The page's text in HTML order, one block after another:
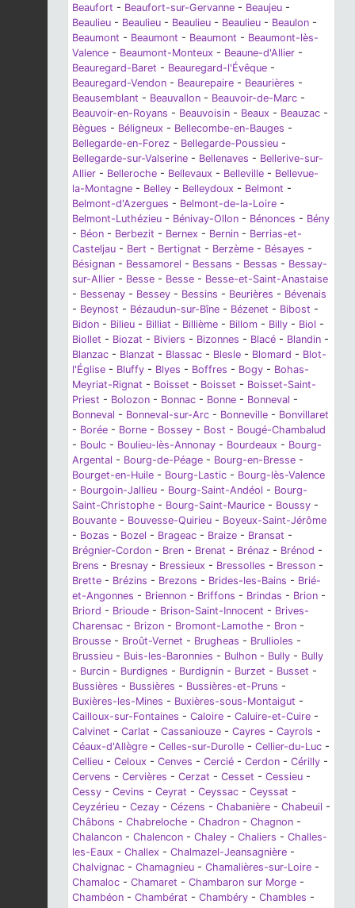
Beaufort - Beaufort-sur-Gervanne - Beaujeu -
Beaulieu - Beaulieu - Beaulieu - Beaulieu - Beaulon -
Beaumont - Beaumont - Beaumont - Beaumont-lès-
Valence - Beaumont-Monteux - Beaune-d'Allier -
Beauregard-Baret - Beauregard-l'Évêque -
Beauregard-Vendon - Beaurepaire - Beaurières -
Beausemblant - Beauvallon - Beauvoir-de-Marc -
Beauvoir-en-Royans - Beauvoisin - Beaux - Beauzac -
Bègues - Béligneux - Bellecombe-en-Bauges -
Bellegarde-en-Forez - Bellegarde-Poussieu -
Bellegarde-sur-Valserine - Bellenaves - Bellerive-sur-
Allier - Belleroche - Bellevaux - Belleville - Bellevue-
la-Montagne - Belley - Belleydoux - Belmont -
Belmont-d'Azergues - Belmont-de-la-Loire -
Belmont-Luthézieu - Bénivay-Ollon - Bénonces - Bény
- Béon - Berbezit - Bernex - Bernin - Berrias-et-
Casteljau - Bert - Bertignat - Berzème - Bésayes -
Bésignan - Bessamorel - Bessans - Bessas - Bessay-
sur-Allier - Besse - Besse - Besse-et-Saint-Anastaise
- Bessenay - Bessey - Bessins - Beurières - Bévenais
- Beynost - Bézaudun-sur-Bîne - Bézenet - Bibost -
Bidon - Bilieu - Billiat - Billième - Billom - Billy - Biol -
Biollet - Biozat - Biviers - Bizonnes - Blacé - Blandin -
Blanzac - Blanzat - Blassac - Blesle - Blomard - Blot-
l'Église - Bluffy - Blyes - Boffres - Bogy - Bohas-
Meyriat-Rignat - Boisset - Boisset - Boisset-Saint-
Priest - Bolozon - Bonnac - Bonne - Bonneval -
Bonneval - Bonneval-sur-Arc - Bonneville - Bonvillaret
- Borée - Borne - Bossey - Bost - Bougé-Chambalud
- Boulc - Boulieu-lès-Annonay - Bourdeaux - Bourg-
Argental - Bourg-de-Péage - Bourg-en-Bresse -
Bourget-en-Huile - Bourg-Lastic - Bourg-lès-Valence
- Bourgoin-Jallieu - Bourg-Saint-Andéol - Bourg-
Saint-Christophe - Bourg-Saint-Maurice - Boussy -
Bouvante - Bouvesse-Quirieu - Boyeux-Saint-Jérôme
- Bozas - Bozel - Brageac - Braize - Bransat -
Brégnier-Cordon - Bren - Brenat - Brénaz - Brénod -
Brens - Bresnay - Bressieux - Bressolles - Bresson -
Brette - Brézins - Brezons - Brides-les-Bains - Brié-
et-Angonnes - Briennon - Briffons - Brindas - Brion -
Briord - Brioude - Brison-Saint-Innocent - Brives-
Charensac - Brizon - Bromont-Lamothe - Bron -
Brousse - Broût-Vernet - Brugheas - Brullioles -
Brussieu - Buis-les-Baronnies - Bulhon - Bully - Bully
- Burcin - Burdignes - Burdignin - Burzet - Busset -
Bussières - Bussières - Bussières-et-Pruns -
Buxières-les-Mines - Buxières-sous-Montaigut -
Cailloux-sur-Fontaines - Caloire - Caluire-et-Cuire -
Calvinet - Carlat - Cassaniouze - Cayres - Cayrols -
Céaux-d'Allègre - Celles-sur-Durolle - Cellier-du-Luc -
Cellieu - Celoux - Cenves - Cercié - Cerdon - Cérilly -
Cervens - Cervières - Cerzat - Cesset - Cessieu -
Cessy - Cevins - Ceyrat - Ceyssac - Ceyssat -
Ceyzérieu - Cezay - Cézens - Chabanière - Chabeuil -
Châbons - Chabreloche - Chadron - Chagnon -
Chalancon - Chalencon - Chaley - Chaliers - Challes-
les-Eaux - Challex - Chalmazel-Jeansagnière -
Chalvignac - Chamagnieu - Chamalières-sur-Loire -
Chamaloc - Chamaret - Chambaron sur Morge -
Chambéon - Chambérat - Chambéry - Chambles -